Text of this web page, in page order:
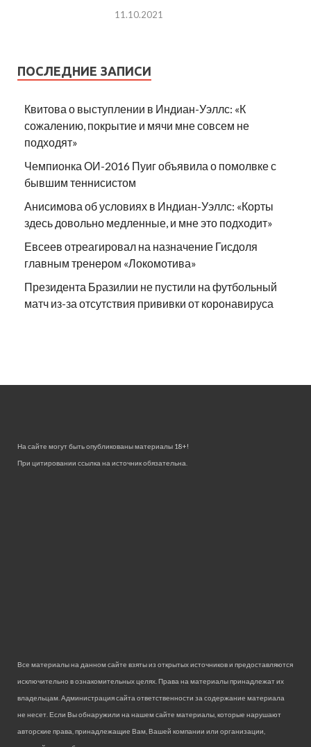
11.10.2021
ПОСЛЕДНИЕ ЗАПИСИ
Квитова о выступлении в Индиан-Уэллс: «К
сожалению, покрытие и мячи мне совсем не
подходят»
Чемпионка ОИ-2016 Пуиг объявила о помолвке с
бывшим теннисистом
Анисимова об условиях в Индиан-Уэллс: «Корты
здесь довольно медленные, и мне это подходит»
Евсеев отреагировал на назначение Гисдоля
главным тренером «Локомотива»
Президента Бразилии не пустили на футбольный
матч из-за отсутствия прививки от коронавируса
На сайте могут быть опубликованы материалы 18+!
При цитировании ссылка на источник обязательна.
Все материалы на данном сайте взяты из открытых источников и предоставляются
исключительно в ознакомительных целях. Права на материалы принадлежат их
владельцам. Администрация сайта ответственности за содержание материала
не несет. Если Вы обнаружили на нашем сайте материалы, которые нарушают
авторские права, принадлежащие Вам, Вашей компании или организации,